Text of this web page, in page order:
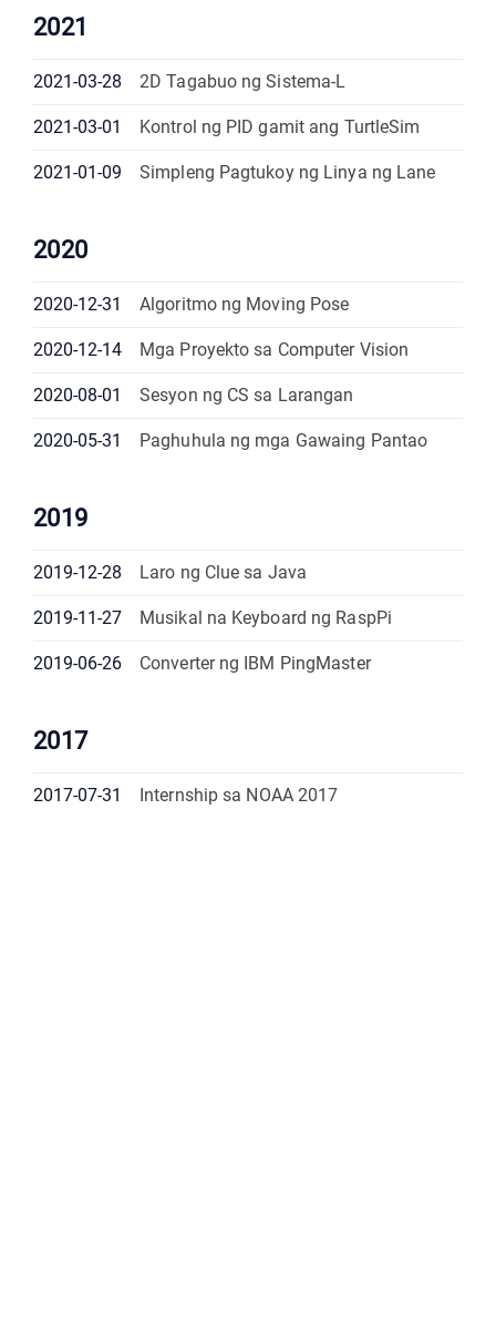
2021
2021-03-28 2D Tagabuo ng Sistema-L
2021-03-01 Kontrol ng PID gamit ang TurtleSim
2021-01-09 Simpleng Pagtukoy ng Linya ng Lane
2020
2020-12-31 Algoritmo ng Moving Pose
2020-12-14 Mga Proyekto sa Computer Vision
2020-08-01 Sesyon ng CS sa Larangan
2020-05-31 Paghuhula ng mga Gawaing Pantao
2019
2019-12-28 Laro ng Clue sa Java
2019-11-27 Musikal na Keyboard ng RaspPi
2019-06-26 Converter ng IBM PingMaster
2017
2017-07-31 Internship sa NOAA 2017